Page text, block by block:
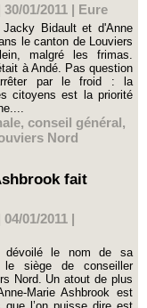
01/2011 | Eure
Jacky Bidault et d'Anne
le canton de Louviers
malgré les frimas.
à Andé. Pas question
par le froid : la
citoyens est la priorité
, conseil général,
Nord
fait
01/2011 |
dévoilé le nom de sa
le siège de conseiller
Nord. Un atout de plus
Marie Ashbrook est